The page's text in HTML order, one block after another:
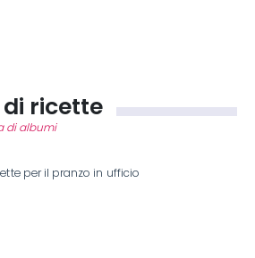
ricette
di albumi